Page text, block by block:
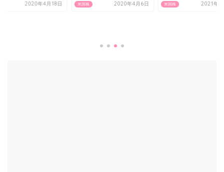
2020年4月18日 米国株 2020年4月6日 米国株 2021年4